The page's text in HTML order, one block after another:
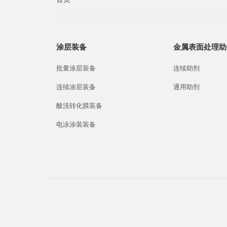
涂层装备
批量涂层装备
连续涂层装备
酸洗转化膜装备
电泳涂装装备
金属表面处理
连续助剂
通用助剂